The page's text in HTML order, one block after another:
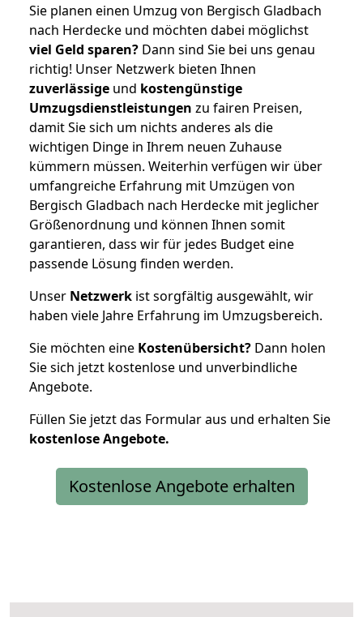
Sie planen einen Umzug von Bergisch Gladbach
nach Herdecke und möchten dabei möglichst
viel Geld sparen? Dann sind Sie bei uns genau
richtig! Unser Netzwerk bieten Ihnen
zuverlässige und kostengünstige
Umzugsdienstleistungen zu fairen Preisen,
damit Sie sich um nichts anderes als die
wichtigen Dinge in Ihrem neuen Zuhause
kümmern müssen. Weiterhin verfügen wir über
umfangreiche Erfahrung mit Umzügen von
Bergisch Gladbach nach Herdecke mit jeglicher
Größenordnung und können Ihnen somit
garantieren, dass wir für jedes Budget eine
passende Lösung finden werden.
Unser Netzwerk ist sorgfältig ausgewählt, wir
haben viele Jahre Erfahrung im Umzugsbereich.
Sie möchten eine Kostenübersicht? Dann holen
Sie sich jetzt kostenlose und unverbindliche
Angebote.
Füllen Sie jetzt das Formular aus und erhalten Sie
kostenloseAngebote.
Kostenlose Angebote erhalten